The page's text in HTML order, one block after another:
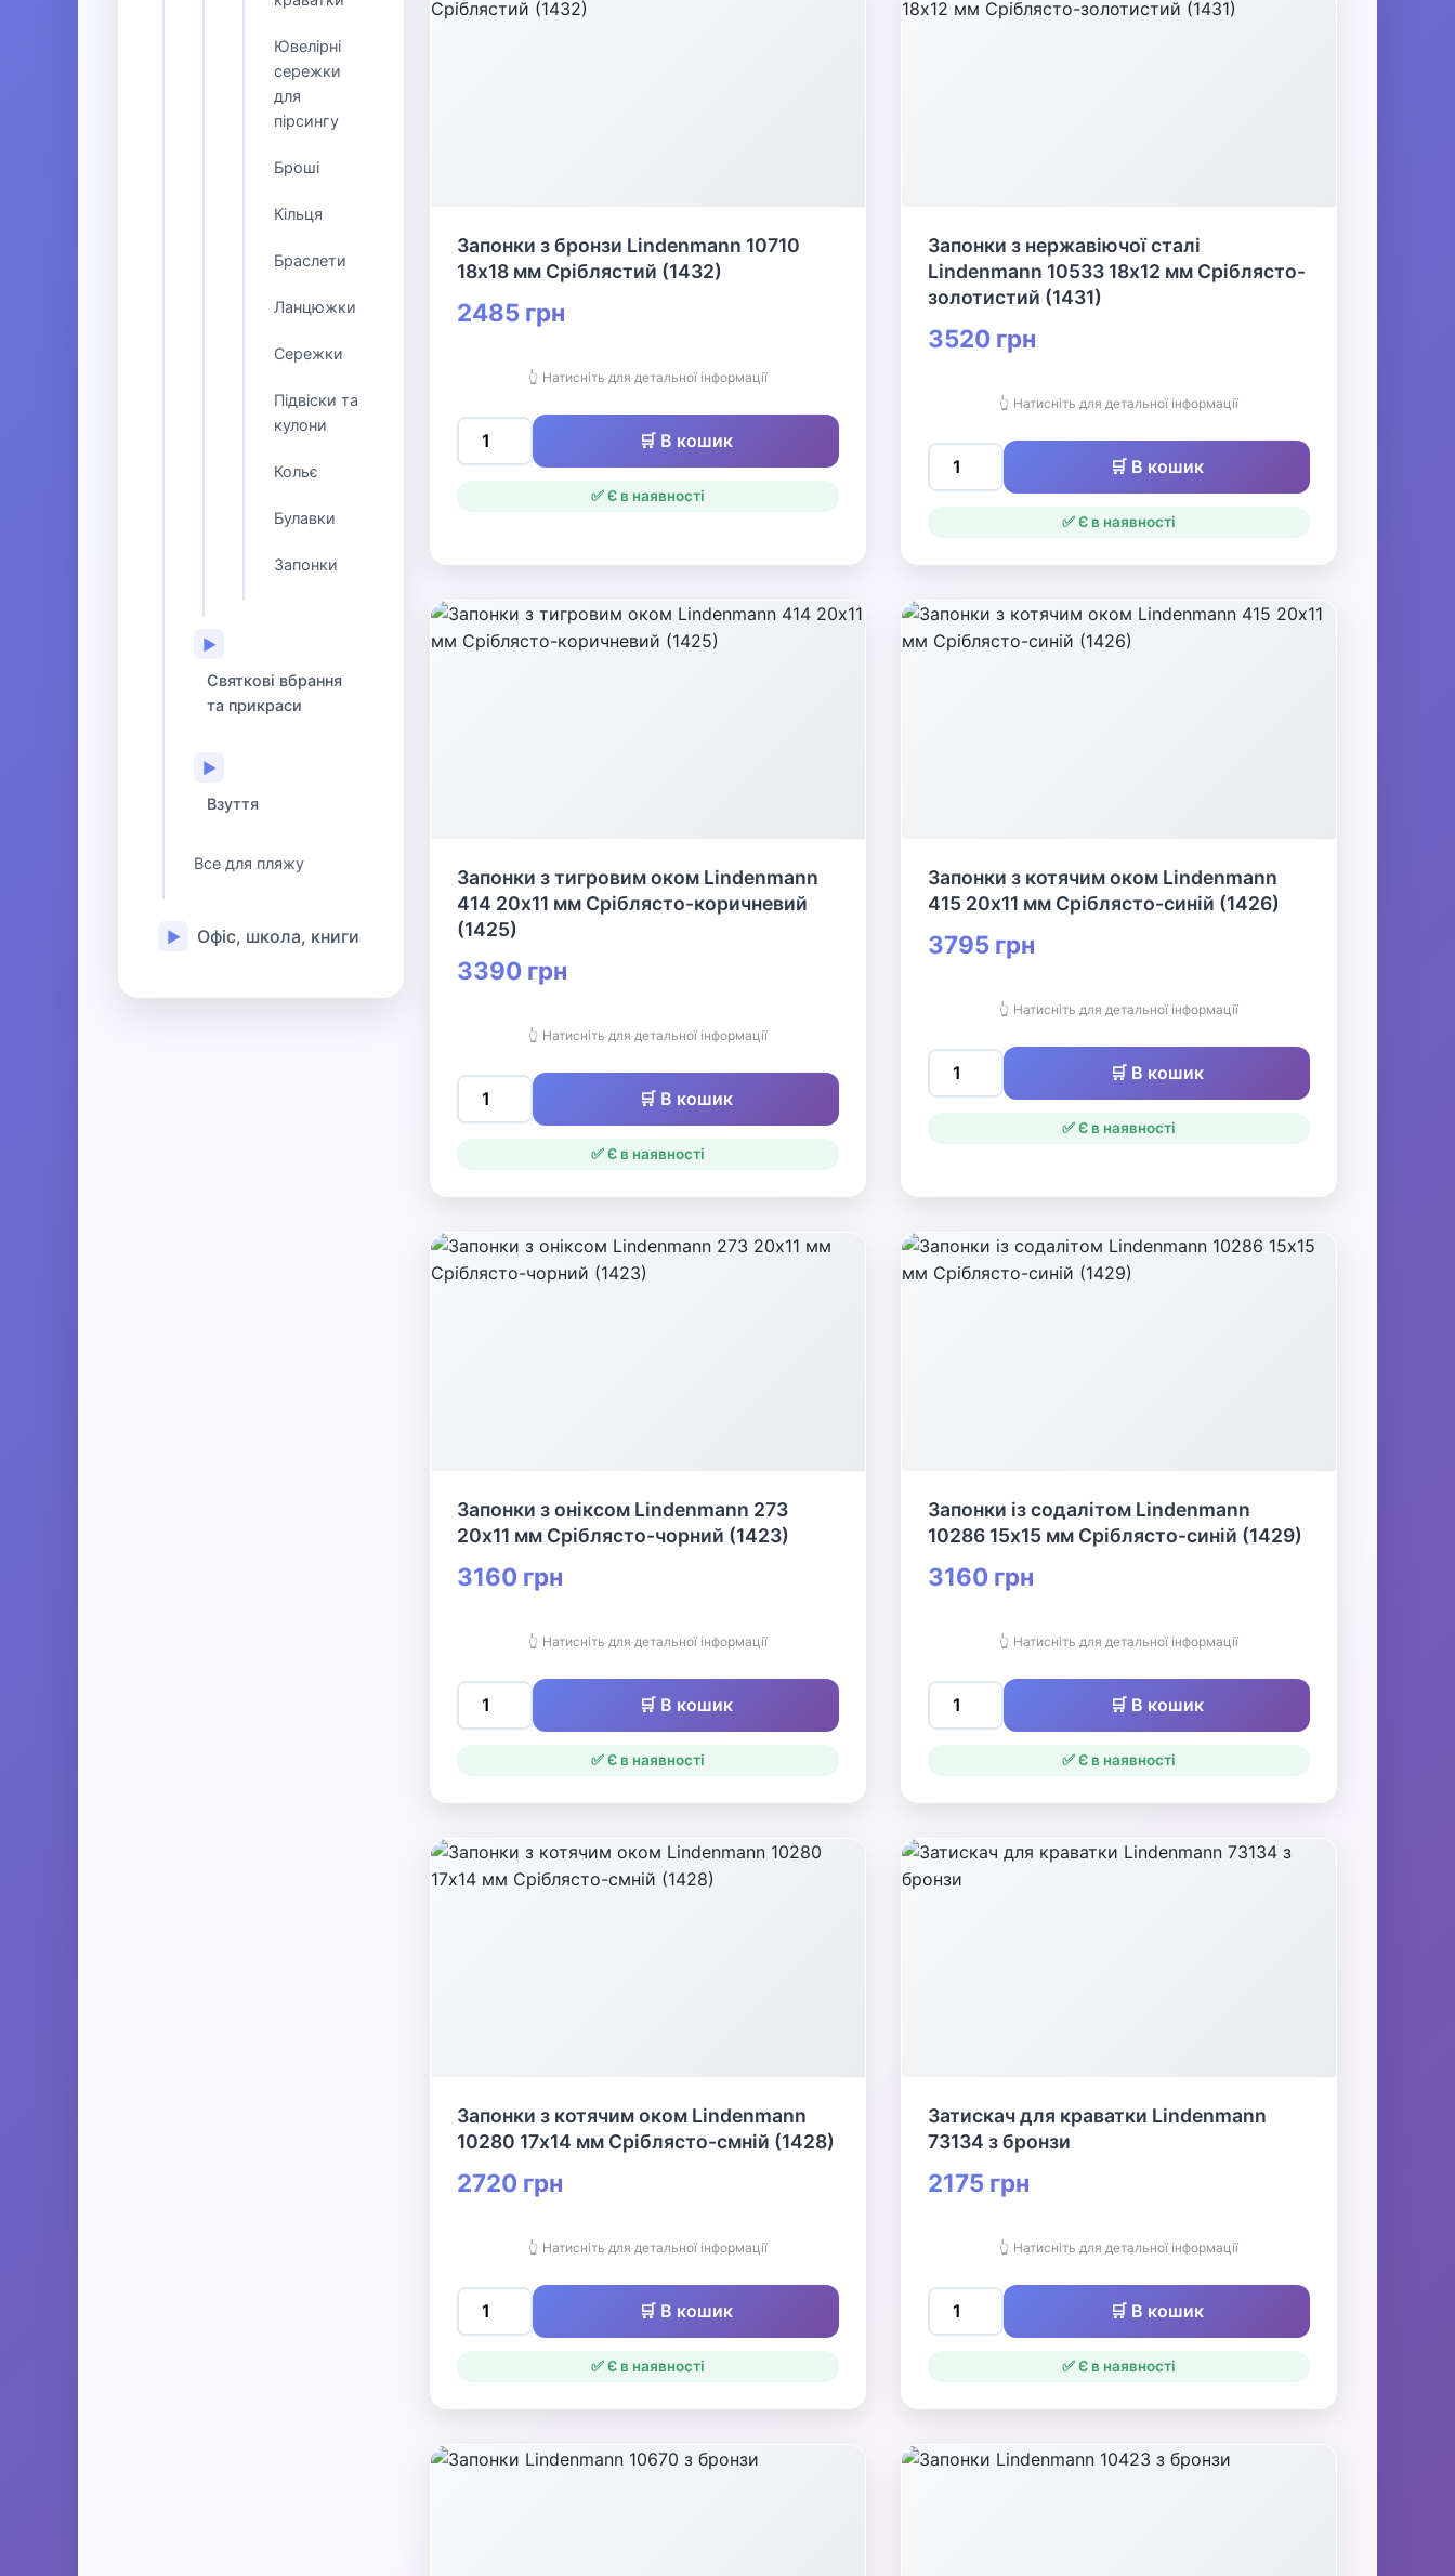
Ювелірні
сережки
для
пірсингу
Броші
Кільця
Браслети
Ланцюжки
Сережки
Підвіски та
кулони
Кольє
Булавки
Запонки
▶
Святкові вбрання
та прикраси
▶
Взуття
Все для пляжу
▶ Офіс, школа, книги
Запонки з бронзи Lindenmann 10710
18х18 мм Сріблястий (1432)
2485 грн
👆 Натисніть для детальної інформації
🛒 В кошик
✅ Є в наявності
Запонки з нержавіючої сталі
Lindenmann 10533 18х12 мм Сріблясто-
золотистий (1431)
3520 грн
👆 Натисніть для детальної інформації
🛒 В кошик
✅ Є в наявності
Запонки з тигровим оком Lindenmann
414 20х11 мм Сріблясто-коричневий
(1425)
3390 грн
👆 Натисніть для детальної інформації
🛒 В кошик
✅ Є в наявності
Запонки з котячим оком Lindenmann
415 20х11 мм Сріблясто-синій (1426)
3795 грн
👆 Натисніть для детальної інформації
🛒 В кошик
✅ Є в наявності
Запонки з оніксом Lindenmann 273
20х11 мм Сріблясто-чорний (1423)
3160 грн
👆 Натисніть для детальної інформації
🛒 В кошик
✅ Є в наявності
Запонки із содалітом Lindenmann
10286 15х15 мм Сріблясто-синій (1429)
3160 грн
👆 Натисніть для детальної інформації
🛒 В кошик
✅ Є в наявності
Запонки з котячим оком Lindenmann
10280 17х14 мм Сріблясто-смній (1428)
2720 грн
👆 Натисніть для детальної інформації
🛒 В кошик
✅ Є в наявності
Затискач для краватки Lindenmann
73134 з бронзи
2175 грн
👆 Натисніть для детальної інформації
🛒 В кошик
✅ Є в наявності